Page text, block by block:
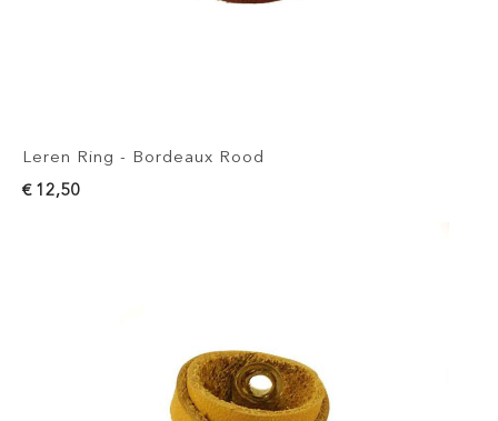
Leren Ring - Bordeaux Rood
€ 12,50